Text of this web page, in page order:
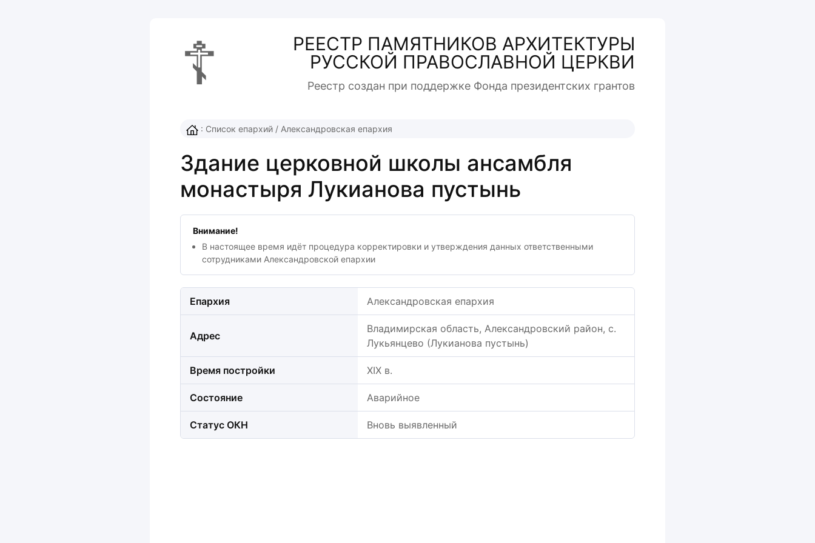
☦
РЕЕСТР ПАМЯТНИКОВ АРХИТЕКТУРЫ
РУССКОЙ ПРАВОСЛАВНОЙ ЦЕРКВИ
Реестр создан при поддержке Фонда президентcких грантов
: Список епархий / Александровская епархия
Здание церковной школы ансамбля
монастыря Лукианова пустынь
Внимание!
В настоящее время идёт процедура корректировки и утверждения данных ответственными
сотрудниками Александровской епархии
Епархия Александровская епархия
Адрес
Владимирская область, Александровский район, с.
Лукьянцево (Лукианова пустынь)
Время постройки XIX в.
Состояние Аварийное
Статус ОКН Вновь выявленный